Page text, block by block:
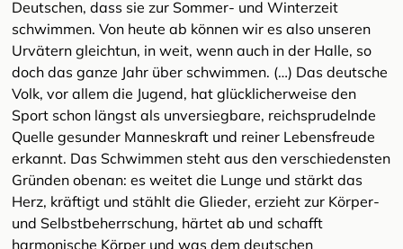
Deutschen, dass sie zur Sommer- und Winterzeit
schwimmen. Von heute ab können wir es also unseren
Urvätern gleichtun, in weit, wenn auch in der Halle, so
doch das ganze Jahr über schwimmen. (…) Das deutsche
Volk, vor allem die Jugend, hat glücklicherweise den
Sport schon längst als unversiegbare, reichsprudelnde
Quelle gesunder Manneskraft und reiner Lebensfreude
erkannt. Das Schwimmen steht aus den verschiedensten
Gründen obenan: es weitet die Lunge und stärkt das
Herz, kräftigt und stählt die Glieder, erzieht zur Körper-
und Selbstbeherrschung, härtet ab und schafft
harmonische Körper und was dem deutschen